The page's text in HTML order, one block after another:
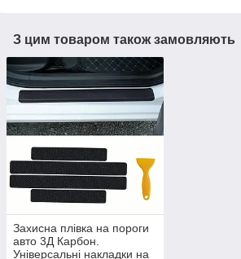
З цим товаром також замовляють
Захисна плівка на пороги
авто 3Д Карбон.
Універсальні накладки на